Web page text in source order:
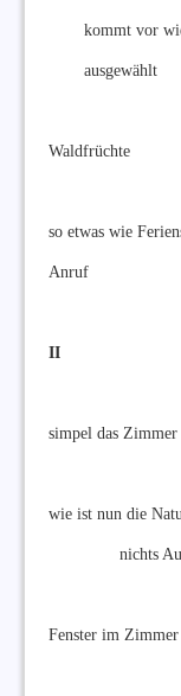
kommt vor
Waldfrüchte
so etwas wie
Anruf
II
simpel das Zimmer
wie ist nun die
nichts
Fenster im